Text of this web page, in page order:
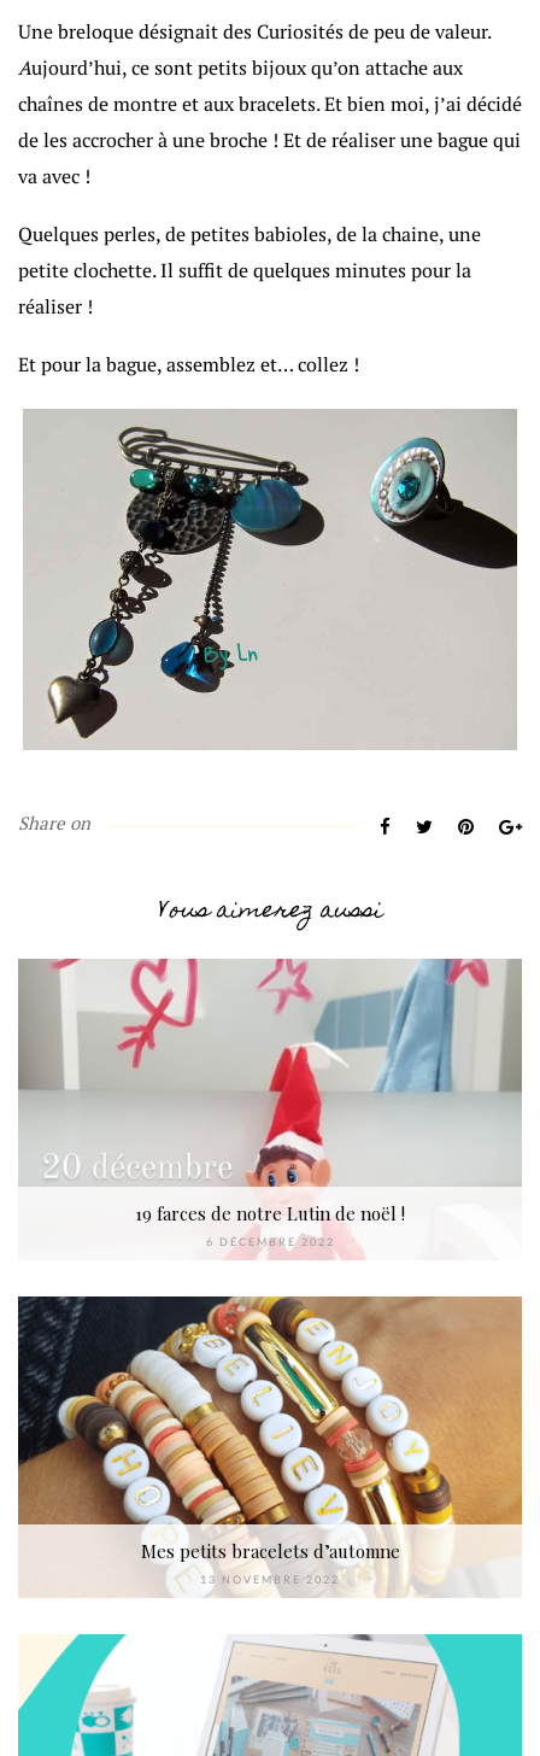
Une breloque désignait des Curiosités de peu de valeur.
Aujourd’hui, ce sont petits bijoux qu’on attache aux
chaînes de montre et aux bracelets. Et bien moi, j’ai décidé
de les accrocher à une broche ! Et de réaliser une bague qui
va avec !
Quelques perles, de petites babioles, de la chaine, une
petite clochette. Il suffit de quelques minutes pour la
réaliser !
Et pour la bague, assemblez et… collez !
Share on
Vous aimerez aussi
19 farces de notre Lutin de noël !
6 DÉCEMBRE 2022
Mes petits bracelets d’automne
13 NOVEMBRE 2022